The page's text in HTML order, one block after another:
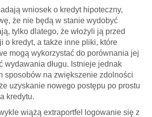
wniosek o kredyt hipoteczny,
że nie będą w stanie wydobyć
tylko dlatego, że włożyli ją przed
o kredyt, a także inne pliki, które
mogą wykorzystać do porównania jej
wydawania długu. Istnieje jednak
sposobów na zwiększenie zdolności
uzyskanie nowego postępu po prostu
kredytu.
wiążą extraportfel logowanie się z